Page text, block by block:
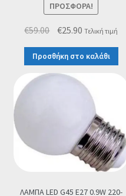
ΠΡΟΣΦΟΡΆ!
€59.00 Original
price
was:
€59.00.
€25.90 Η
τρέχουσα
τιμή
€25.90.
Τελική τιμή
Προσθήκη στο καλάθι
ΛΑΜΠΑ LED G45 E27 0.9W 220-